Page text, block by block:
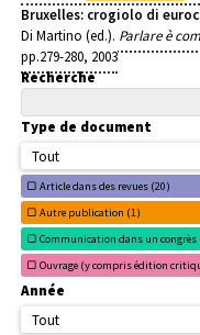
Bruxelles: crogiolo di
Di Martino (ed.). Parlare è
pp.279-280, 2003
Recherche
Type de document
Tout
Article dans des revues (20)
Autre publication (1)
Communication dans un congrès
Ouvrage (y compris édition
Année
Tout